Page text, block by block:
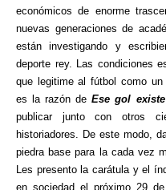
económicos de enorme
nuevas generaciones de
están investigando y
deporte rey. Las condiciones
que legitime al fútbol como
es la razón deEse gol existe
publicar junto con otros
historiadores. De este modo,
piedra base para la cada vez
Les presento la carátula y el
en sociedad el próximo 29